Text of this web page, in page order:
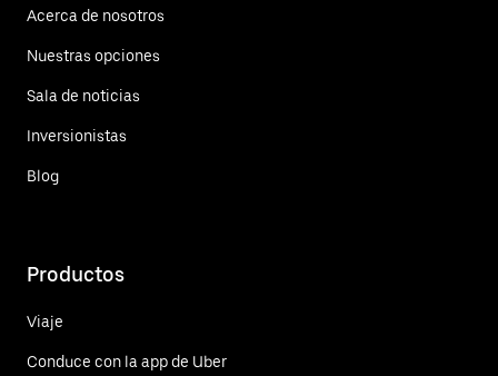
Acerca de nosotros
Nuestras opciones
Sala de noticias
Inversionistas
Blog
Productos
Viaje
Conduce con la app de Uber